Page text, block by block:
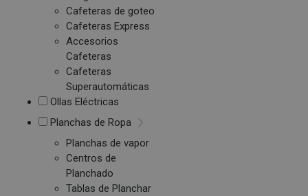
Cafeteras de goteo
Cafeteras Express
Accesorios
Cafeteras
Cafeteras
Superautomáticas
Ollas Eléctricas
Planchas de Ropa
Planchas de vapor
Centros de
Planchado
Tablas de Planchar